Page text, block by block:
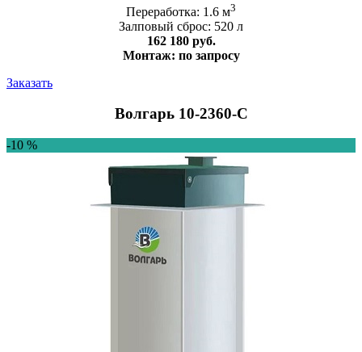
Переработка: 1.6 м3
Залповый сброс: 520 л
162 180 руб.
Монтаж: по запросу
Заказать
Волгарь 10-2360-C
-10 %